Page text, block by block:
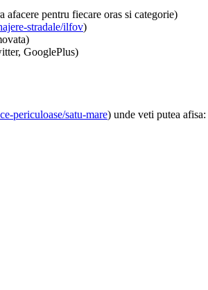
afacere pentru fiecare oras si categorie)
stradale/ilfov)
GooglePlus)
periculoase/satu-mare) unde veti putea afisa: